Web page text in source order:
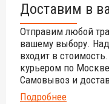
Доставим в
Отправим любой
вашему выбору.
входит в
курьером по
Самовывоз и
Подробнее